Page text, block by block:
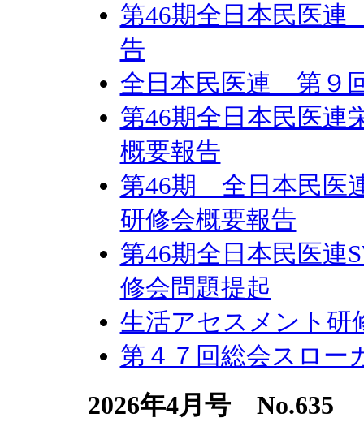
第46期全日本民医
告
全日本民医連 第９
第46期全日本民医
概要報告
第46期 全日本民医
研修会概要報告
第46期全日本民医連
修会問題提起
生活アセスメント研
第４７回総会スロー
2026年4月号 No.635